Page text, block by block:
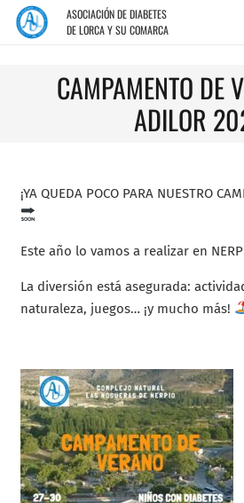
ASOCIACIÓN DE DIABETES
DE LORCA Y SU COMARCA
CAMPAMENTO DE
ADILOR
¡YA QUEDA POCO PARA NUESTRO
Este año lo vamos a realizar en
La diversión está asegurada:
naturaleza, juegos… ¡y mucho más!